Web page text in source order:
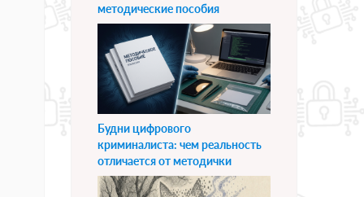
методические пособия
Будни цифрового
криминалиста: чем реальность
отличается от методички